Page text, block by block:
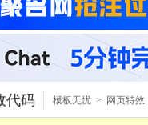
代码 模板无忧 > 网页特效